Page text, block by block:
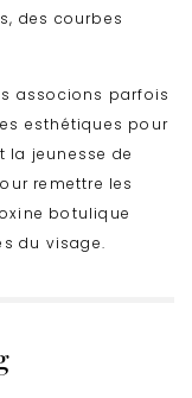
des courbes
associons parfois
esthétiques pour
la jeunesse de
remettre les
botulique
du visage.